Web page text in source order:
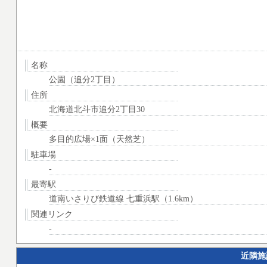
名称
公園（追分2丁目）
住所
北海道北斗市追分2丁目30
概要
多目的広場×1面（天然芝）
駐車場
-
最寄駅
道南いさりび鉄道線 七重浜駅（1.6km）
関連リンク
-
近隣